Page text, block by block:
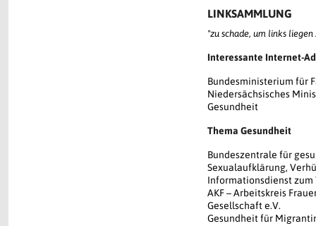
LINKSAMMLUNG
"zu schade, um links liegen
Interessante Internet-
Bundesministerium für
Niedersächsisches
Gesundheit
Thema Gesundheit
Bundeszentrale für
Sexualaufklärung,
Informationsdienst zum
AKF – Arbeitskreis
Gesellschaft e.V.
Gesundheit für